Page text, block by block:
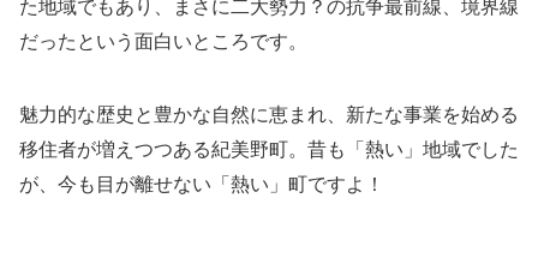
た地域でもあり、まさに二大勢力？の抗争最前線、境界線
だったという面白いところです。
魅力的な歴史と豊かな自然に恵まれ、新たな事業を始める
移住者が増えつつある紀美野町。昔も「熱い」地域でした
が、今も目が離せない「熱い」町ですよ！